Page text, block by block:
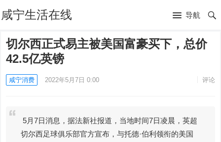
咸宁生活在线 导航
切尔西正式易主被美国富豪买下，总价
42.5亿英镑
咸宁消费 2022年5月7日 0:00 评论
5月7日消息，据法新社报道，当地时间7日凌晨，英超
切尔西足球俱乐部官方宣布，与托德·伯利领衔的美国